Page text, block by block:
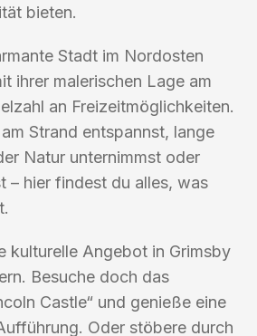
bieten.
Stadt im Nordosten
ihrer malerischen Lage am
an Freizeitmöglichkeiten.
Strand entspannst, lange
Natur unternimmst oder
– hier findest du alles, was
kulturelle Angebot in Grimsby
Besuche doch das
Castle“ und genieße eine
Oder stöbere durch